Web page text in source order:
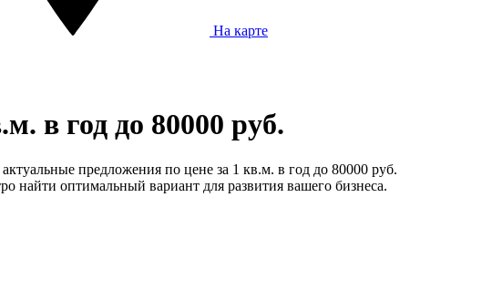
На карте
в год до 80000 руб.
предложения по цене за 1 кв.м. в год до 80000 руб.
оптимальный вариант для развития вашего бизнеса.